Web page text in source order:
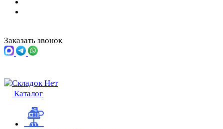
Заказать звонок
Каталог